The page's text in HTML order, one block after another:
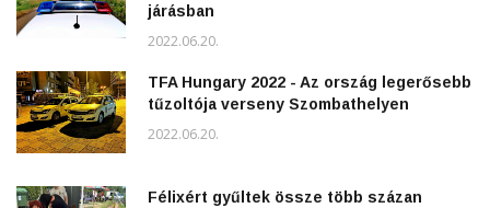
járásban
2022.06.20.
TFA Hungary 2022 - Az ország legerősebb
tűzoltója verseny Szombathelyen
2022.06.20.
Félixért gyűltek össze több százan